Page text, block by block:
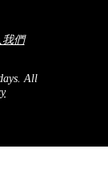
我們
All